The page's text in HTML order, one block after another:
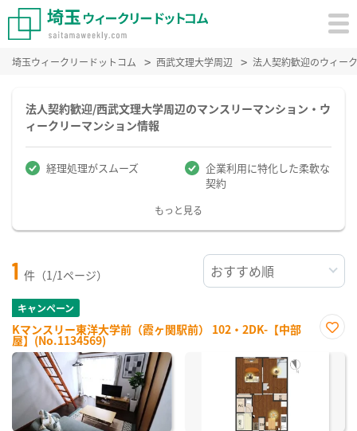
埼玉ウィークリードットコム 西武文理大学周辺 法人契約歓迎のウィー
法人契約歓迎/西武文理大学周辺のマンスリーマンション・ウ
ィークリーマンション情報
経理処理がスムーズ
企業利用に特化した柔軟な
契約
もっと見る
1 件（1/1ページ）
キャンペーン
Kマンスリー東洋大学前（霞ヶ関駅前） 102・2DK-【中部
屋】(No.1134569)
に入